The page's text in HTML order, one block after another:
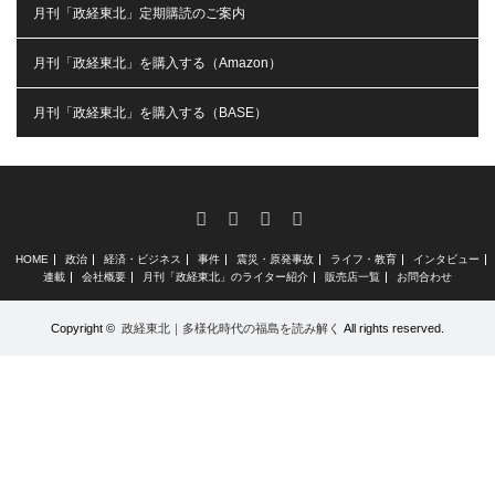
月刊「政経東北」定期購読のご案内
月刊「政経東北」を購入する（Amazon）
月刊「政経東北」を購入する（BASE）
FacebookInstagram
RSS
HOME 政治 経済・ビジネス 事件 震災・原発事故 ライフ・教育
インタビュー
連載
会社概要 月刊「政経東北」のライター紹介 販売店一覧 お問合わせ
Copyright © 政経東北｜多様化時代の福島を読み解く All rights reserved.